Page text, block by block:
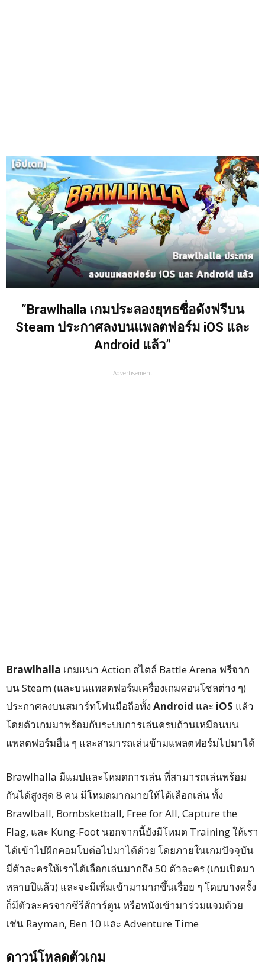
“Brawlhalla เกมประลองยุทธชื่อดังฟรีบน
Steam ประกาศลงบนแพลตฟอร์ม iOS และ
Android แล้ว”
- Advertisement -
Brawlhalla เกมแนว Action สไตล์ Battle Arena ฟรีจาก
บน Steam (และบนแพลตฟอร์มเครื่องเกมคอนโซลต่าง ๆ)
ประกาศลงบนสมาร์ทโฟนมือถือทั้ง Android และ iOS แล้ว
โดยตัวเกมมาพร้อมกับระบบการเล่นครบถ้วนเหมือนบน
แพลตฟอร์มอื่น ๆ และสามารถเล่นข้ามแพลตฟอร์มไปมาได้
Brawlhalla มีแมปและโหมดการเล่น ที่สามารถเล่นพร้อม
กันได้สูงสุด 8 คน มีโหมดมากมายให้ได้เลือกเล่น ทั้ง
Brawlball, Bombsketball, Free for All, Capture the
Flag, และ Kung-Foot นอกจากนี้ยังมีโหมด Training ให้เรา
ได้เข้าไปฝึกคอมโบต่อไปมาได้ด้วย โดยภายในเกมปัจจุบัน
มีตัวละครให้เราได้เลือกเล่นมากถึง 50 ตัวละคร (เกมเปิดมา
หลายปีแล้ว) และจะมีเพิ่มเข้ามามากขึ้นเรื่อย ๆ โดยบางครั้ง
ก็มีตัวละครจากซีรีส์การ์ตูน หรือหนังเข้ามาร่วมแจมด้วย
เช่น Rayman, Ben 10 และ Adventure Time
ดาวน์โหลดตัวเกม